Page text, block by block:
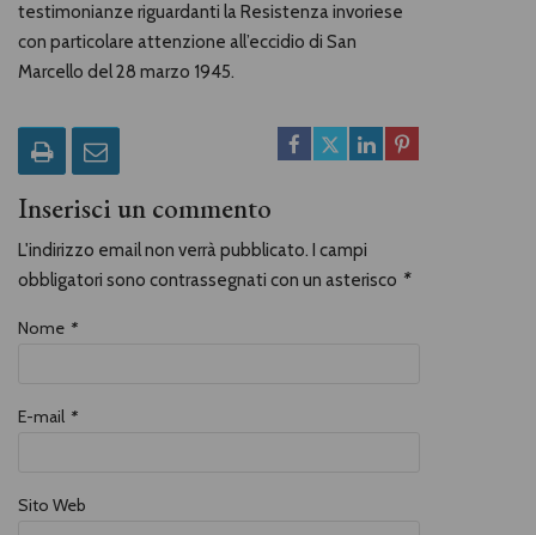
testimonianze riguardanti la Resistenza invoriese
con particolare attenzione all’eccidio di San
Marcello del 28 marzo 1945.
Inserisci un commento
L'indirizzo email non verrà pubblicato. I campi
obbligatori sono contrassegnati con un asterisco *
Nome *
E-mail *
Sito Web